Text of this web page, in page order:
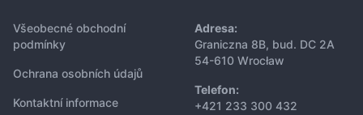
Všeobecné obchodní
podmínky
Ochrana osobních údajů
Kontaktní informace
Adresa:
Graniczna 8B, bud. DC 2A
54-610 Wrocław
Telefon:
+421 233 300 432